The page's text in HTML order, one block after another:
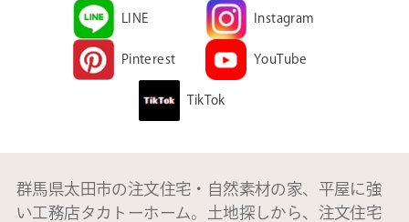
LINE Instagram
Pinterest YouTube
TikTok
群馬県太田市の注文住宅・自然素材の家、平屋に強
い工務店タカトーホーム。土地探しから、注文住宅